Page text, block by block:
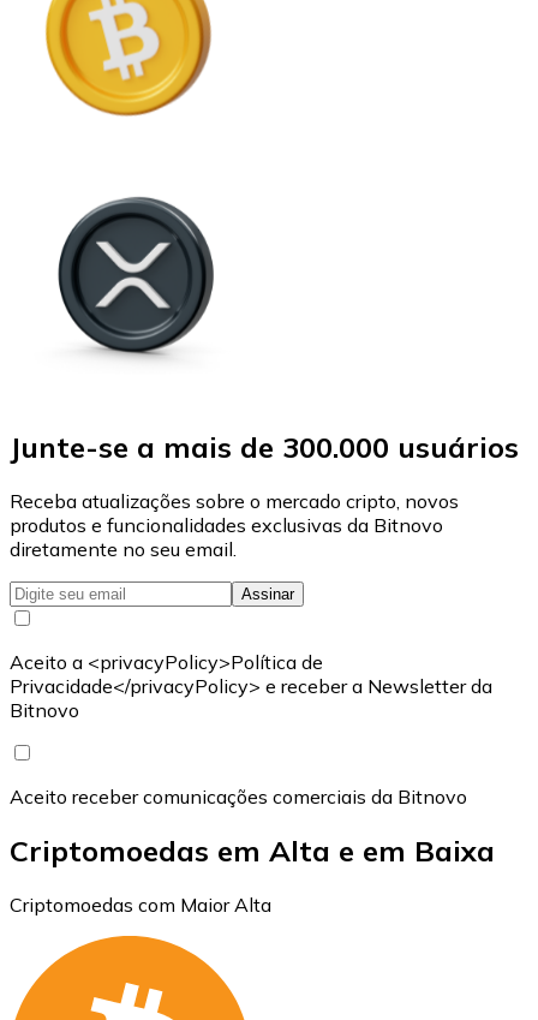
Junte-se a mais de 300.000 usuários
Receba atualizações sobre o mercado cripto, novos
produtos e funcionalidades exclusivas da Bitnovo
diretamente no seu email.
Assinar
Aceito a <privacyPolicy>Política de
Privacidade</privacyPolicy> e receber a Newsletter da
Bitnovo
Aceito receber comunicações comerciais da Bitnovo
Criptomoedas em Alta e em Baixa
Criptomoedas com Maior Alta